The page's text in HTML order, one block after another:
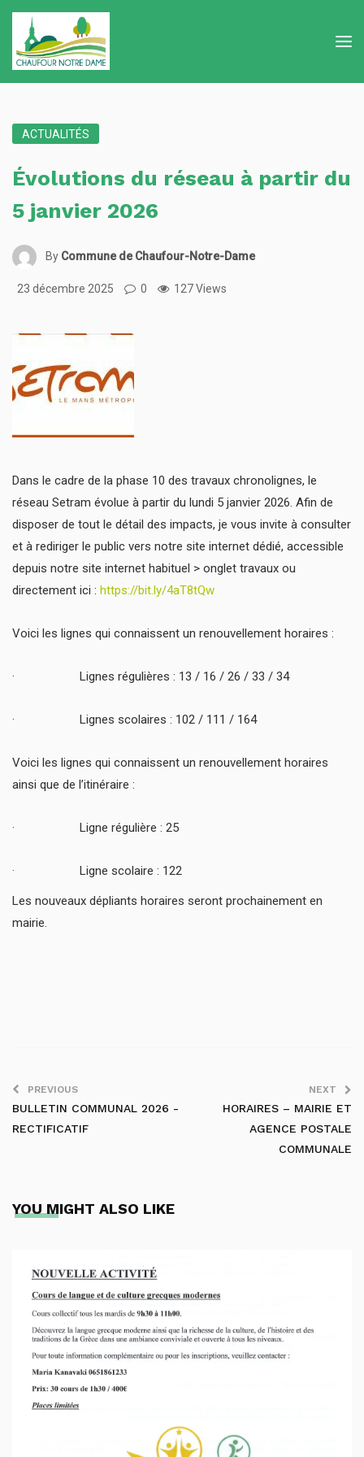
ACTUALITÉS
Évolutions du réseau à partir du
5 janvier 2026
By Commune de Chaufour-Notre-Dame
23 décembre 2025 0 127 Views
Dans le cadre de la phase 10 des travaux chronolignes, le
réseau Setram évolue à partir du lundi 5 janvier 2026. Afin de
disposer de tout le détail des impacts, je vous invite à consulter
et à rediriger le public vers notre site internet dédié, accessible
depuis notre site internet habituel > onglet travaux ou
directement ici : https://bit.ly/4aT8tQw
Voici les lignes qui connaissent un renouvellement horaires :
· Lignes régulières : 13 / 16 / 26 / 33 / 34
· Lignes scolaires : 102 / 111 / 164
Voici les lignes qui connaissent un renouvellement horaires
ainsi que de l’itinéraire :
· Ligne régulière : 25
· Ligne scolaire : 122
Les nouveaux dépliants horaires seront prochainement en
mairie.
PREVIOUS
BULLETIN COMMUNAL 2026 -
RECTIFICATIF
NEXT
HORAIRES – MAIRIE ET
AGENCE POSTALE
COMMUNALE
YOU MIGHT ALSO LIKE